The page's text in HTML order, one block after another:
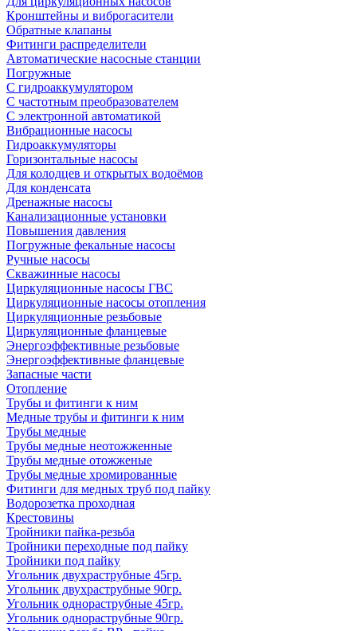
Кронштейны и виброгасители
Обратные клапаны
Фитинги распределители
Автоматические насосные станции
Погружные
С гидроаккумулятором
С частотным преобразователем
С электронной автоматикой
Вибрационные насосы
Гидроаккумуляторы
Горизонтальные насосы
Для колодцев и открытых водоёмов
Для конденсата
Дренажные насосы
Канализационные установки
Повышения давления
Погружные фекальные насосы
Ручные насосы
Скважинные насосы
Циркуляционные насосы ГВС
Циркуляционные насосы отопления
Циркуляционные резьбовые
Циркуляционные фланцевые
Энергоэффективные резьбовые
Энергоэффективные фланцевые
Запасные части
Отопление
Трубы и фитинги к ним
Медные трубы и фитинги к ним
Трубы медные
Трубы медные неотожженные
Трубы медные отожженые
Трубы медные хромированные
Фитинги для медных труб под пайку
Водорозетка проходная
Крестовины
Тройники пайка-резьба
Тройники переходные под пайку
Тройники под пайку
Угольник двухраструбные 45гр.
Угольник двухраструбные 90гр.
Угольник однораструбные 45гр.
Угольник однораструбные 90гр.